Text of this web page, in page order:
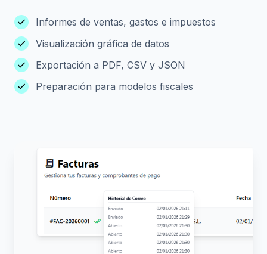
check Informes de ventas, gastos e impuestos
check Visualización gráfica de datos
check Exportación a PDF, CSV y JSON
check Preparación para modelos fiscales